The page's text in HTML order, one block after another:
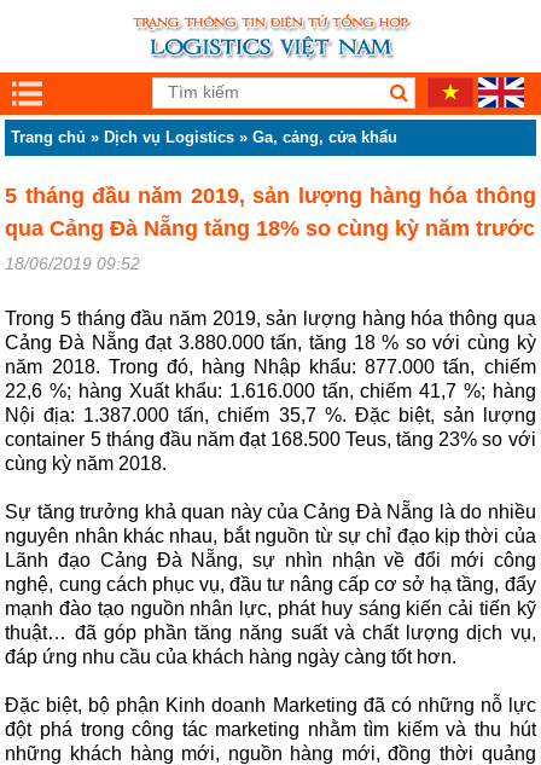
Trang chủ » Dịch vụ Logistics »Ga, cảng, cửa khẩu
5 tháng đầu năm 2019, sản lượng hàng hóa thông
qua Cảng Đà Nẵng tăng 18% so cùng kỳ năm trước
18/06/2019 09:52
Trong 5 tháng đầu năm 2019, sản lượng hàng hóa thông qua
Cảng Đà Nẵng đạt 3.880.000 tấn, tăng 18 % so với cùng kỳ
năm 2018. Trong đó, hàng Nhập khẩu: 877.000 tấn, chiếm
22,6 %; hàng Xuất khẩu: 1.616.000 tấn, chiếm 41,7 %; hàng
Nội địa: 1.387.000 tấn, chiếm 35,7 %. Đặc biệt, sản lượng
container 5 tháng đầu năm đạt 168.500 Teus, tăng 23% so với
cùng kỳ năm 2018.
Sự tăng trưởng khả quan này của Cảng Đà Nẵng là do nhiều
nguyên nhân khác nhau, bắt nguồn từ sự chỉ đạo kịp thời của
Lãnh đạo Cảng Đà Nẵng, sự nhìn nhận về đổi mới công
nghệ, cung cách phục vụ, đầu tư nâng cấp cơ sở hạ tầng, đẩy
mạnh đào tạo nguồn nhân lực, phát huy sáng kiến cải tiến kỹ
thuật… đã góp phần tăng năng suất và chất lượng dịch vụ,
đáp ứng nhu cầu của khách hàng ngày càng tốt hơn.
Đặc biệt, bộ phận Kinh doanh Marketing đã có những nỗ lực
đột phá trong công tác marketing nhằm tìm kiếm và thu hút
những khách hàng mới, nguồn hàng mới, đồng thời quảng